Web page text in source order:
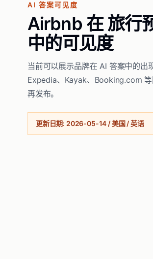
AI 答案可见度
Airbnb 在 旅行
中的可见度
当前可以展示品牌在 AI 答案中的出
Expedia、Kayak、Booking.com
再发布。
更新日期: 2026-05-14 /美国 / 英语